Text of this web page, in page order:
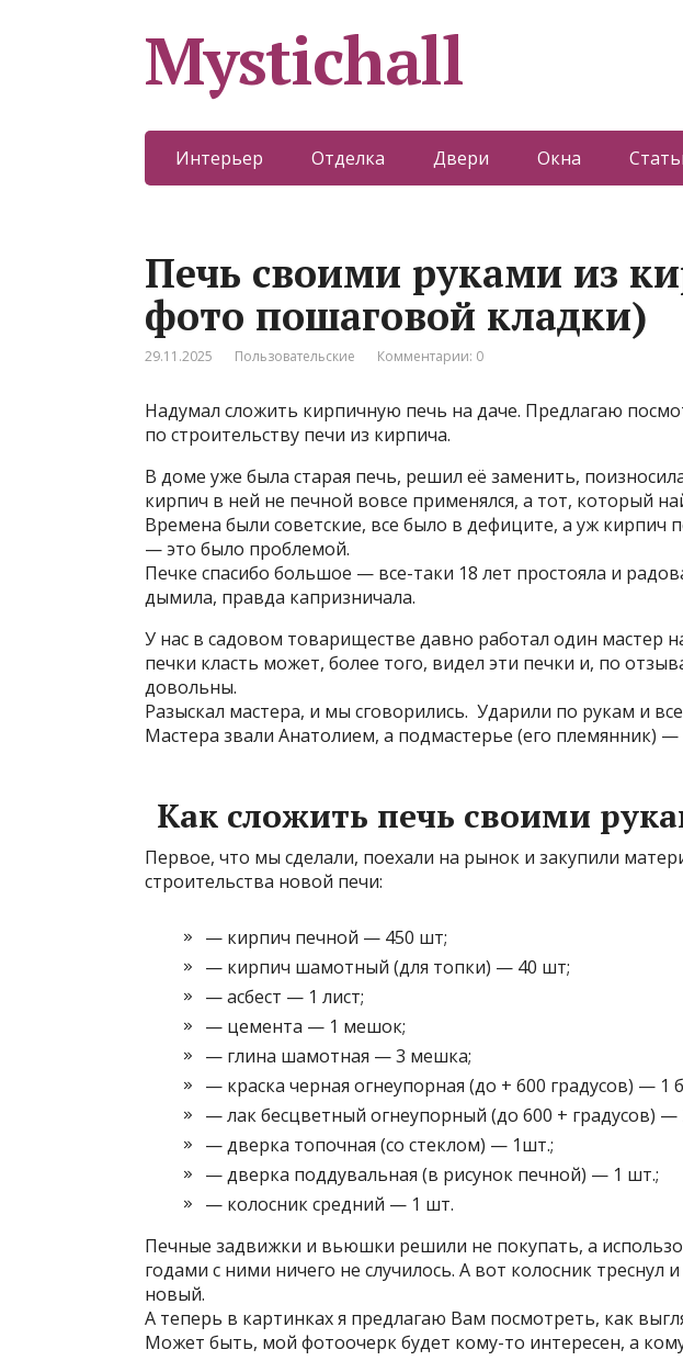
Mystichall
Интерьер Отделка Двери Окна
Печь своими руками из
фото пошаговой кладки)
29.11.2025 Пользовательские Комментарии: 0
Надумал сложить кирпичную печь на даче. Предлагаю
по строительству печи из кирпича.
В доме уже была старая печь, решил её заменить,
кирпич в ней не печной вовсе применялся, а тот, который
Времена были советские, все было в дефиците, а уж
— это было проблемой.
Печке спасибо большое — все-таки 18 лет простояла и
дымила, правда капризничала.
У нас в садовом товариществе давно работал один мастер
печки класть может, более того, видел эти печки и, по
довольны.
Разыскал мастера, и мы сговорились. Ударили по рукам и
Мастера звали Анатолием, а подмастерье (его племянник)
Как сложить печь своими
Первое, что мы сделали, поехали на рынок и закупили
строительства новой печи:
— кирпич печной — 450 шт;
— кирпич шамотный (для топки) — 40 шт;
— асбест — 1 лист;
— цемента — 1 мешок;
— глина шамотная — 3 мешка;
— краска черная огнеупорная (до + 600 градусов) — 1
— лак бесцветный огнеупорный (до 600 + градусов) —
— дверка топочная (со стеклом) — 1шт.;
— дверка поддувальная (в рисунок печной) — 1 шт.;
— колосник средний — 1 шт.
Печные задвижки и вьюшки решили не покупать, а
годами с ними ничего не случилось. А вот колосник
новый.
А теперь в картинках я предлагаю Вам посмотреть, как
Может быть, мой фотоочерк будет кому-то интересен, а